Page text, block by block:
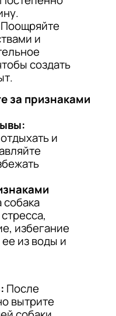
Поощряйте
и
создать
за признаками
и
собака
избегание
из воды и
После
вытрите